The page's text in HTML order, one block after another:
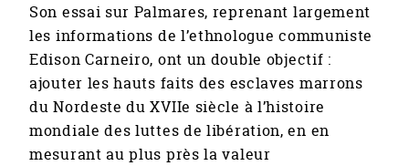
Son essai sur Palmares, reprenant largement
les informations de l’ethnologue communiste
Edison Carneiro, ont un double objectif :
ajouter les hauts faits des esclaves marrons
du Nordeste du XVIIe siècle à l’histoire
mondiale des luttes de libération, en en
mesurant au plus près la valeur